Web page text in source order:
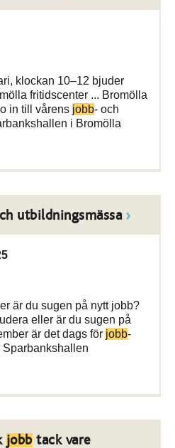
klockan 10–12 bjuder
fritidscenter ... Bromölla
in till vårens jobb- och
i Bromölla
utbildningsmässa
är du sugen på nytt jobb?
eller är du sugen på
är det dags för jobb-
jobbtack vare